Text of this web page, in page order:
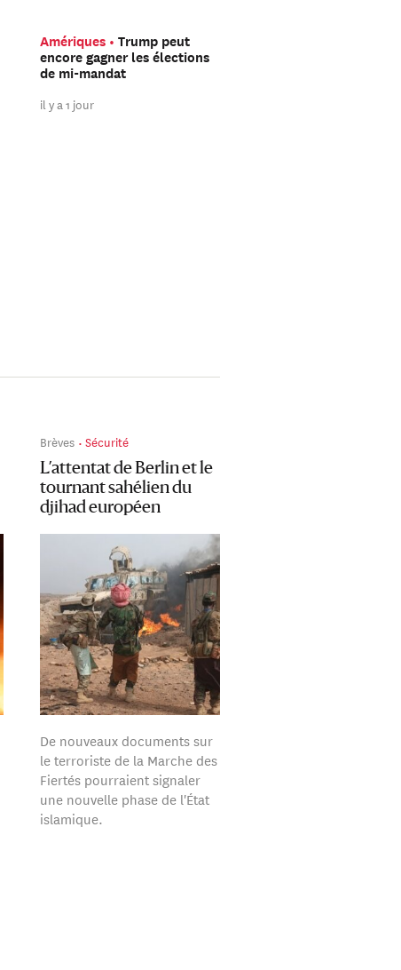
Amériques
Trump peut
encore gagner les élections
de mi-mandat
il y a 1 jour
Brèves Sécurité
L’attentat de Berlin et le
tournant sahélien du
djihad européen
De nouveaux documents sur
le terroriste de la Marche des
Fiertés pourraient signaler
une nouvelle phase de l'État
islamique.